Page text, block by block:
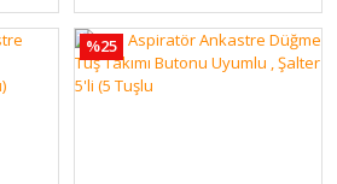
%25